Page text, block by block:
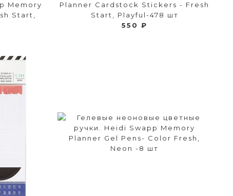
Memory
Start,
Planner Cardstock Stickers - Fresh
Start, Playful-478 шт
550 ₽